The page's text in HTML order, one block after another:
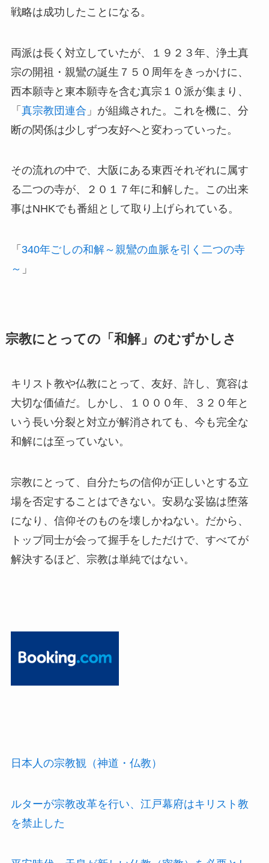
戦略は成功したことになる。
両派は長く対立していたが、１９２３年、浄土真
宗の開祖・親鸞の誕生７５０周年をきっかけに、
西本願寺と東本願寺を含む真宗１０派が集まり、
「 真宗教団連合 」が組織された。これを機に、分
断の関係は少しずつ友好へと変わっていった。
その流れの中で、大阪にある東西それぞれに属す
る二つの寺が、２０１７年に和解した。この出来
事はNHKでも番組として取り上げられている。
「 340年ごしの和解～親鸞の血脈を引く二つの寺
～ 」
宗教にとっての「和解」のむずかしさ
キリスト教や仏教にとって、友好、許し、寛容は
大切な価値だ。しかし、１０００年、３２０年と
いう長い分裂と対立が解消されても、今も完全な
和解には至っていない。
宗教にとって、自分たちの信仰が正しいとする立
場を否定することはできない。安易な妥協は堕落
になり、信仰そのものを壊しかねない。だから、
トップ同士が会って握手をしただけで、すべてが
解決するほど、宗教は単純ではない。
日本人の宗教観（神道・仏教）
ルターが宗教改革を行い、江戸幕府はキリスト教
を禁止した